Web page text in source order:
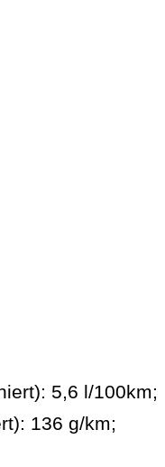
5,6 l/100km;
136 g/km;